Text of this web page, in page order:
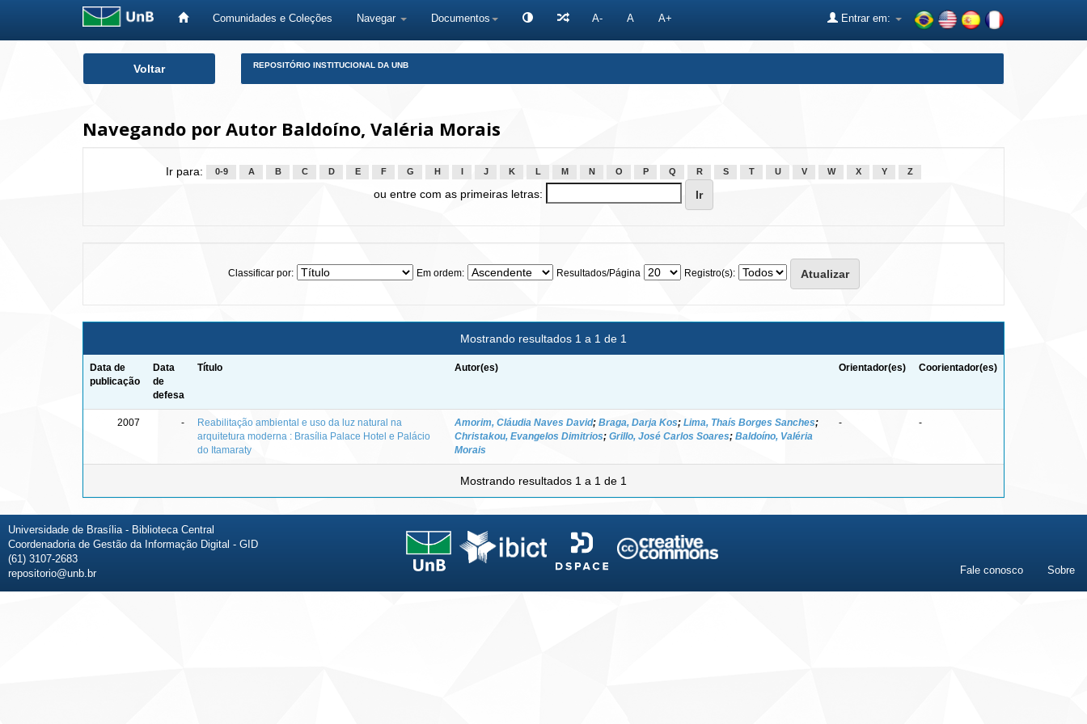
Comunidades e Coleções Navegar Documentos A- A A+ Entrar em:
Voltar REPOSITÓRIO INSTITUCIONAL DA UNB
Navegando por Autor Baldoíno, Valéria Morais
Ir para: 0-9 A B C D E F G H J K L M N O P Q R S T U V W X Y Z
ou entre com as primeiras letras:
Classificar por: Em ordem: Resultados/Página Registro(s):
Mostrando resultados 1 a 1 de 1
Data de
publicação
Data
de
defesa
Título Autor(es) Orientador(es) Coorientador(es)
2007 -
Reabilitação ambiental e uso da luz natural na
arquitetura moderna : Brasília Palace Hotel e Palácio
do Itamaraty
Amorim, Cláudia Naves David; Braga, Darja Kos; Lima, Thaís Borges Sanches;
Christakou, Evangelos Dimitrios; Grillo, José Carlos Soares; Baldoíno, Valéria
Morais
- -
Mostrando resultados 1 a 1 de 1
Universidade de Brasília - Biblioteca Central
Coordenadoria de Gestão da Informação Digital - GID
(61) 3107-2683
repositorio@unb.br
Fale conosco Sobre